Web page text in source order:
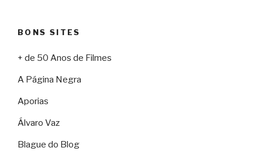
BONS SITES
+ de 50 Anos de Filmes
A Página Negra
Aporias
Álvaro Vaz
Blague do Blog